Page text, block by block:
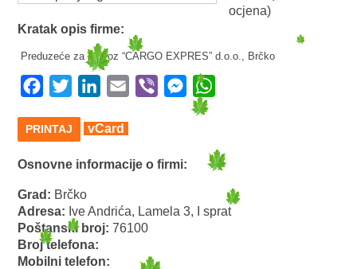
ocjena)
Kratak opis firme:
Preduzeće za prevoz “CARGO EXPRES” d.o.o., Brčko
Facebook
Twitter LinkedIn
Email Viber Messenger
PRINTAJ vCard
Osnovne informacije o firmi:
Grad: Brčko
Adresa: Ive Andrića, Lamela 3, I sprat
Poštanski broj:76100
Broj telefona:
Mobilni telefon: